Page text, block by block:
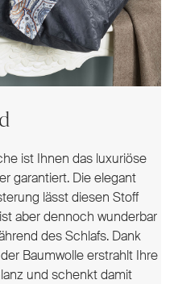
ist Ihnen das luxuriöse
garantiert. Die elegant
lässt diesen Stoff
aber dennoch wunderbar
des Schlafs. Dank
Baumwolle erstrahlt Ihre
und schenkt damit